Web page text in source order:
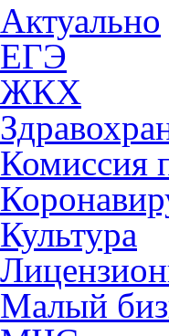
Актуально
ЕГЭ
ЖКХ
Комиссия
Культура
Малый